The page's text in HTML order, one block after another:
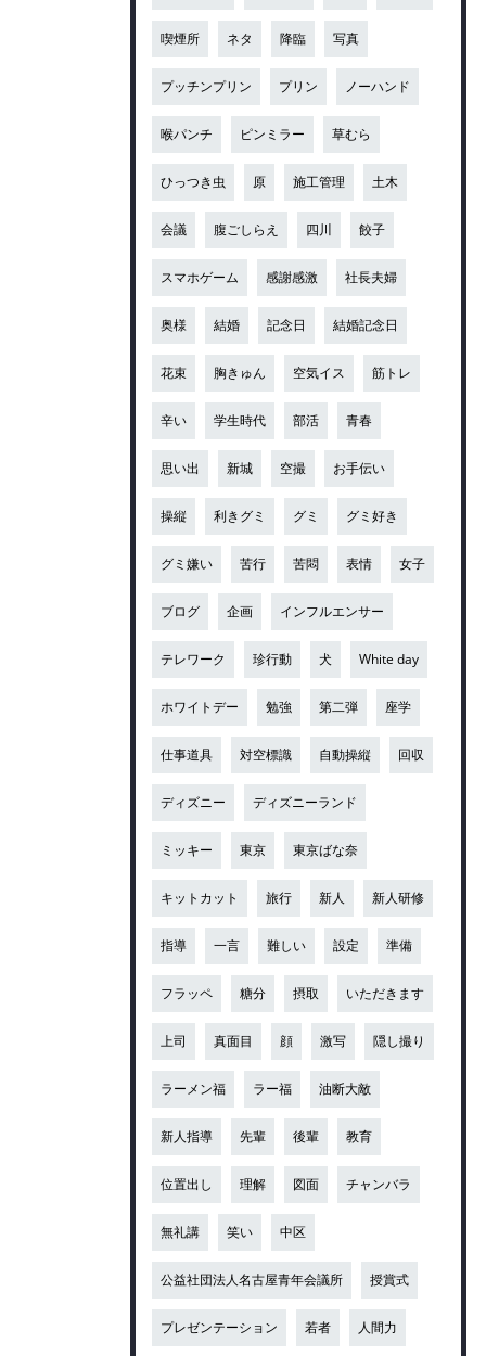
喫煙所 ネタ 降臨 写真
プッチンプリン プリン ノーハンド
喉パンチ ピンミラー 草むら
ひっつき虫 原 施工管理 土木
会議 腹ごしらえ 四川 餃子
スマホゲーム 感謝感激 社長夫婦
奥様 結婚 記念日 結婚記念日
花束 胸きゅん 空気イス 筋トレ
辛い 学生時代 部活 青春
思い出 新城 空撮 お手伝い
操縦 利きグミ グミ グミ好き
グミ嫌い 苦行 苦悶 表情 女子
ブログ 企画 インフルエンサー
テレワーク 珍行動 犬 White day
ホワイトデー 勉強 第二弾 座学
仕事道具 対空標識 自動操縦 回収
ディズニー ディズニーランド
ミッキー 東京 東京ばな奈
キットカット 旅行 新人 新人研修
指導 一言 難しい 設定 準備
フラッペ 糖分 摂取 いただきます
上司 真面目 顔 激写 隠し撮り
ラーメン福 ラー福 油断大敵
新人指導 先輩 後輩 教育
位置出し 理解 図面 チャンバラ
無礼講 笑い 中区
公益社団法人名古屋青年会議所 授賞式
プレゼンテーション 若者 人間力